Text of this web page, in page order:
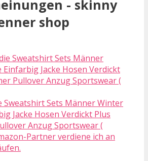
- skinny
shop
Sweatshirt Sets Männer Winter
Jacke Hosen Verdickt Plus
Anzug Sportswear (
Partner verdiene ich an